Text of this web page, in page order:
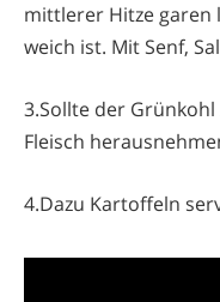
mittlerer Hitze garen
weich ist. Mit Senf,
3.Sollte der
Fleisch
4.Dazu Kartoffeln